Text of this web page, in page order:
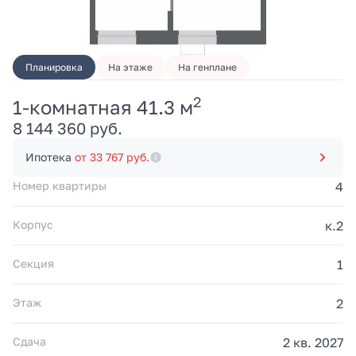
Планировка На этаже На генплане
1-комнатная 41.3 м2
8 144 360 руб.
Ипотека от 33 767 руб.
Номер квартиры 4
Корпус к.2
Секция 1
Этаж 2
Сдача 2 кв. 2027